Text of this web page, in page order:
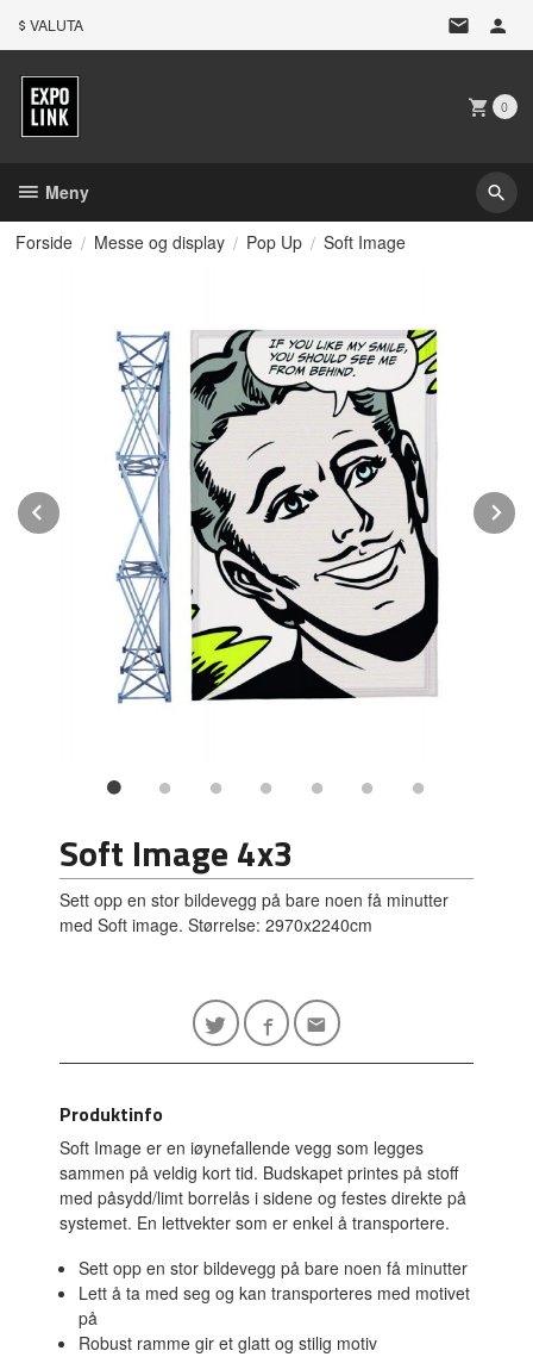
VALUTA
0
Meny
Forside Messe og display Pop Up Soft Image
Prev
Soft Image 4x3
Sett opp en stor bildevegg på bare noen få minutter
med Soft image. Størrelse: 2970x2240cm
Produktinfo
Soft Image er en iøynefallende vegg som legges
sammen på veldig kort tid. Budskapet printes på stoff
med påsydd/limt borrelås i sidene og festes direkte på
systemet. En lettvekter som er enkel å transportere.
Sett opp en stor bildevegg på bare noen få minutter
Lett å ta med seg og kan transporteres med motivet
på
Robust ramme gir et glatt og stilig motiv